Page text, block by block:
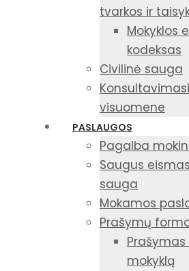
tvarkos ir
Mokyklos
kodeksas
Civilinė sauga
visuomene
PASLAUGOS
Pagalba
Saugus
sauga
Mokamos
Prašymų
mokyklą